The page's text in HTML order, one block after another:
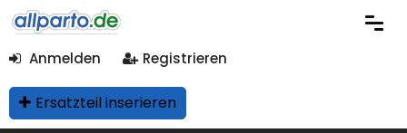
Anmelden Registrieren
Ersatzteil inserieren